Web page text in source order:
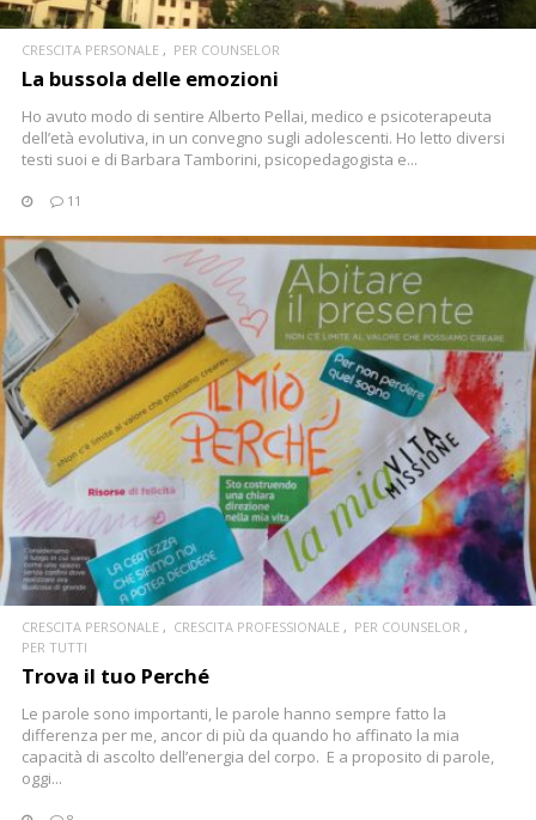
CRESCITA PERSONALE PER COUNSELOR
La bussola delle emozioni
Ho avuto modo di sentire Alberto Pellai, medico e psicoterapeuta
dell’età evolutiva, in un convegno sugli adolescenti. Ho letto diversi
testi suoi e di Barbara Tamborini, psicopedagogista e...
11
CONTINUA
CRESCITA PERSONALE CRESCITA PROFESSIONALE
PER COUNSELOR
PER TUTTI
Trova il tuo Perché
Le parole sono importanti, le parole hanno sempre fatto la
differenza per me, ancor di più da quando ho affinato la mia
capacità di ascolto dell’energia del corpo. E a proposito di parole,
oggi...